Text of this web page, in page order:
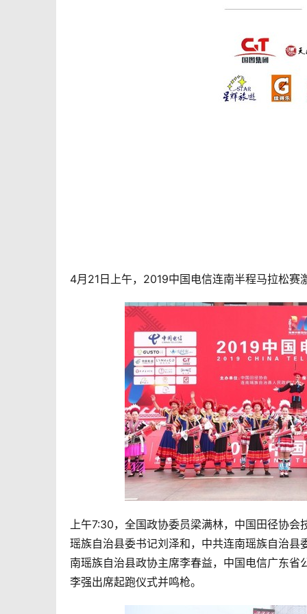
4月21日上午，2019中国电信连南半程马拉松
上午7:30，全国政协委员梁满林，中国田径协
瑶族自治县委书记刘泽和，中共连南瑶族自治
南瑶族自治县政协主席李春益，中国电信广东
李强出席起跑仪式并鸣枪。